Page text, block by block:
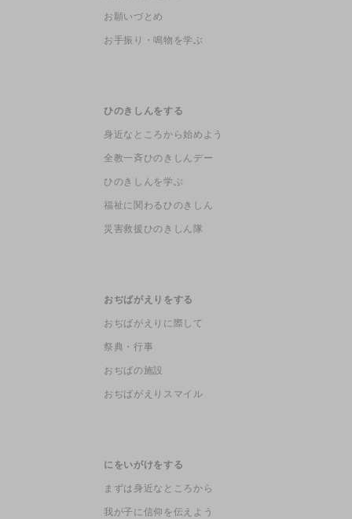
お願いづとめ
お手振り・鳴物を学ぶ
ひのきしんをする
身近なところから始めよう
全教一斉ひのきしんデー
ひのきしんを学ぶ
福祉に関わるひのきしん
災害救援ひのきしん隊
おぢばがえりをする
おぢばがえりに際して
祭典・行事
おぢばの施設
おぢばがえりスマイル
にをいがけをする
まずは身近なところから
我が子に信仰を伝えよう